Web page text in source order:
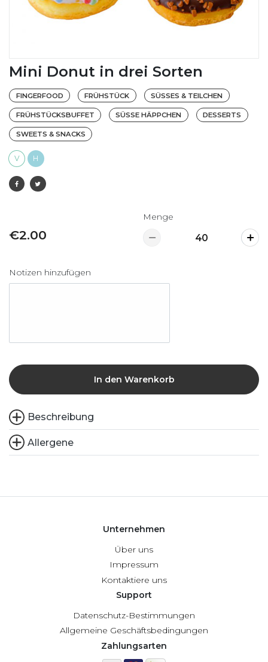
Mini Donut in drei Sorten
FINGERFOOD FRÜHSTÜCK SÜSSES & TEILCHEN
FRÜHSTÜCKSBUFFET SÜSSE HÄPPCHEN DESSERTS
SWEETS & SNACKS
V H
€2.00
Menge
Notizen hinzufügen
In den Warenkorb
Allergene
Beschreibung
Unternehmen
Über uns
Impressum
Kontaktiere uns
Support
Datenschutz-Bestimmungen
Allgemeine Geschäftsbedingungen
Zahlungsarten